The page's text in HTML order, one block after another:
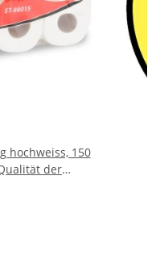
hochweiss, 150
der